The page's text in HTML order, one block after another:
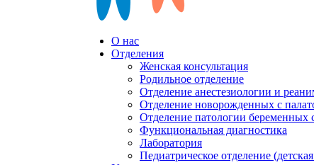
О нас
Отделения
Женская консультация
Родильное отделение
Отделение анестезиологии и
Отделение новорожденных с
Отделение патологии беременных
Функциональная диагностика
Лаборатория
Педиатрическое отделение